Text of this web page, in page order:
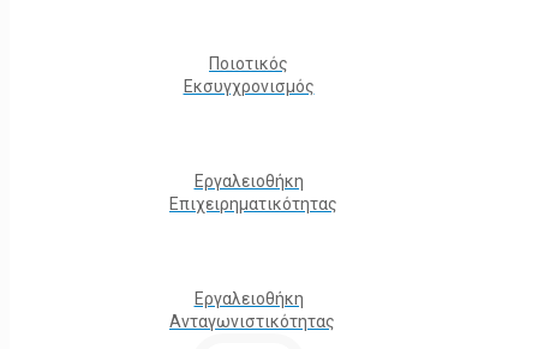
Ποιοτικός
Εκσυγχρονισμός
Εργαλειοθήκη
Eπιχειρηματικότητας
Εργαλειοθήκη
Ανταγωνιστικότητας